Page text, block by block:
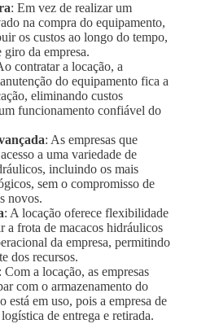
: Em vez de realizar um
na compra do equipamento,
os custos ao longo do tempo,
da empresa.
contratar a locação, a
do equipamento fica a
eliminando custos
funcionamento confiável do
: As empresas que
a uma variedade de
incluindo os mais
sem o compromisso de
novos.
: A locação oferece flexibilidade
a frota de macacos hidráulicos
da empresa, permitindo
dos recursos.
: Com a locação, as empresas
com o armazenamento do
está em uso, pois a empresa de
de entrega e retirada.